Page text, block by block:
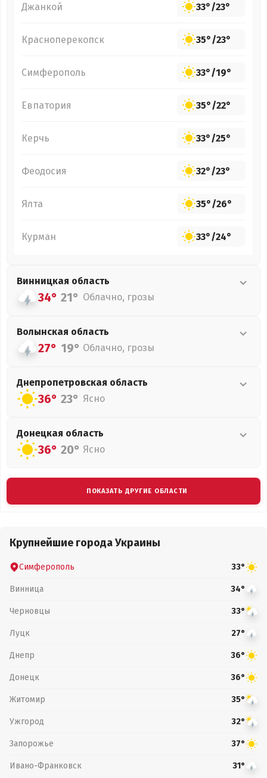
Джанкой 33°/23°
Красноперекопск 35°/23°
Симферополь 33°/19°
Евпатория 35°/22°
Керчь 33°/25°
Феодосия 32°/23°
Ялта 35°/26°
Курман 33°/24°
Винницкая область
34° 21° Облачно, грозы
Волынская область
27° 19° Облачно, грозы
Днепропетровская область
36° 23° Ясно
Донецкая область
36° 20° Ясно
ПОКАЗАТЬ ДРУГИЕ ОБЛАСТИ
Крупнейшие города Украины
Симферополь 33°
Винница 34°
Черновцы 33°
Луцк 27°
Днепр 36°
Донецк 36°
Житомир 35°
Ужгород 32°
Запорожье 37°
Ивано-Франковск 31°